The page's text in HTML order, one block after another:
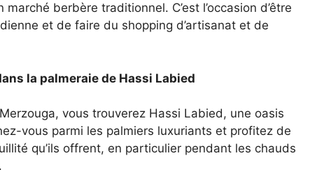
berbère traditionnel. C’est l’occasion d’être
et de faire du shopping d’artisanat et de
la palmeraie de Hassi Labied
vous trouverez Hassi Labied, une oasis
vous parmi les palmiers luxuriants et profitez de
qu’ils offrent, en particulier pendant les chauds